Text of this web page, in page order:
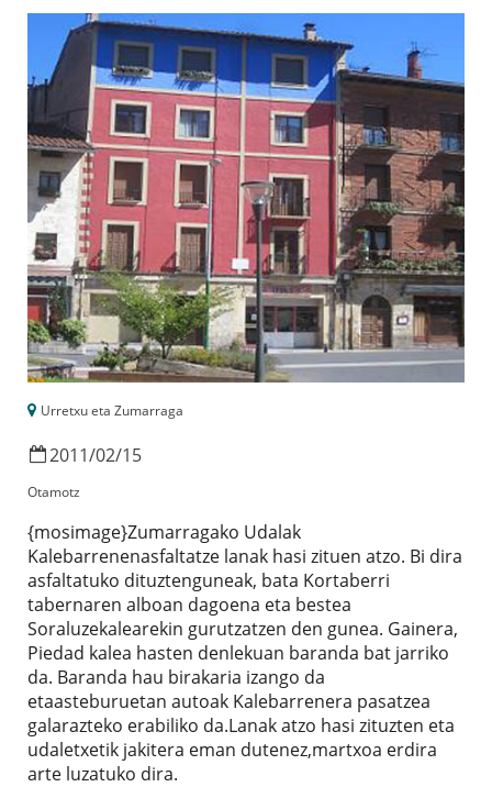
Urretxu eta Zumarraga
2011/02/15
Otamotz
{mosimage}Zumarragako Udalak
Kalebarrenenasfaltatze lanak hasi zituen atzo. Bi dira
asfaltatuko dituztenguneak, bata Kortaberri
tabernaren alboan dagoena eta bestea
Soraluzekalearekin gurutzatzen den gunea. Gainera,
Piedad kalea hasten denlekuan baranda bat jarriko
da. Baranda hau birakaria izango da
etaasteburuetan autoak Kalebarrenera pasatzea
galarazteko erabiliko da.Lanak atzo hasi zituzten eta
udaletxetik jakitera eman dutenez,martxoa erdira
arte luzatuko dira.